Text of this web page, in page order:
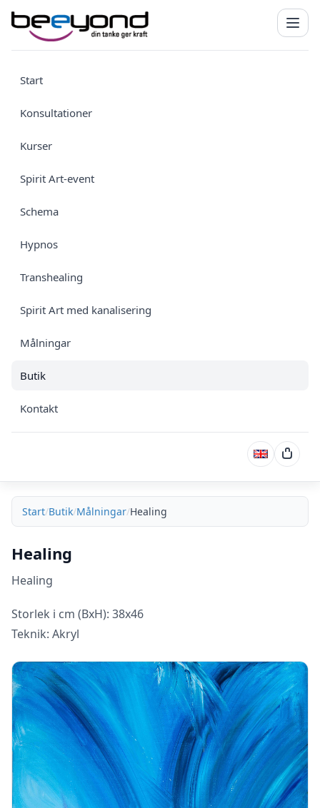
Start
Konsultationer
Kurser
Spirit Art-event
Schema
Hypnos
Transhealing
Spirit Art med kanalisering
Målningar
Butik
Kontakt
Start Butik Målningar Healing
Healing
Healing
Storlek i cm (BxH): 38x46
Teknik: Akryl